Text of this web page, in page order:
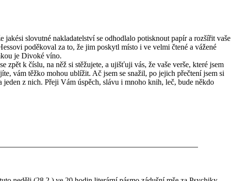
jakési slovutné nakladatelství se odhodlalo potisknout papír a rozšířit vaše
poděkoval za to, že jim poskytl místo i ve velmi čtené a vážené
je Divoké víno.
zpět k číslu, na něž si stěžujete, a ujišťuji vás, že vaše verše, které jsem
vám těžko mohou ublížit. Ač jsem se snažil, po jejich přečtení jsem si
jeden z nich. Přeji Vám úspěch, slávu i mnoho knih, leč, bude někdo